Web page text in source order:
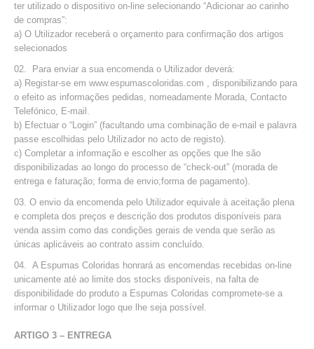
ter utilizado o dispositivo on-line selecionando “Adicionar ao carinho
de compras”:
a) O Utilizador receberá o orçamento para confirmação dos artigos
selecionados
Para enviar a sua encomenda o Utilizador deverá:
a) Registar-se em www.espumascoloridas.com , disponibilizando para
o efeito as informações pedidas, nomeadamente Morada, Contacto
Telefónico, E-mail.
b) Efectuar o “Login” (facultando uma combinação de e-mail e palavra
passe escolhidas pelo Utilizador no acto de registo).
c) Completar a informação e escolher as opções que lhe são
disponibilizadas ao longo do processo de “check-out” (morada de
entrega e faturação; forma de envio;forma de pagamento).
O envio da encomenda pelo Utilizador equivale à aceitação plena
e completa dos preços e descrição dos produtos disponíveis para
venda assim como das condições gerais de venda que serão as
únicas aplicáveis ao contrato assim concluído.
A Espumas Coloridas honrará as encomendas recebidas on-line
unicamente até ao limite dos stocks disponíveis, na falta de
disponibilidade do produto a Espumas Coloridas compromete-se a
informar o Utilizador logo que lhe seja possível.
ARTIGO 3 – ENTREGA